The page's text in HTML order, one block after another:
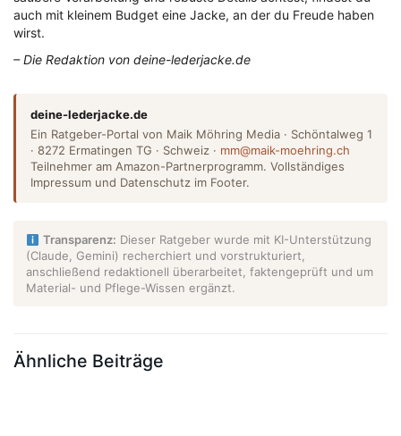
auch mit kleinem Budget eine Jacke, an der du Freude haben
wirst.
– Die Redaktion von deine-lederjacke.de
deine-lederjacke.de
Ein Ratgeber-Portal von Maik Möhring Media · Schöntalweg 1
· 8272 Ermatingen TG · Schweiz · mm@maik-moehring.ch
Teilnehmer am Amazon-Partnerprogramm. Vollständiges
Impressum und Datenschutz im Footer.
Transparenz: Dieser Ratgeber wurde mit KI-Unterstützung
(Claude, Gemini) recherchiert und vorstrukturiert,
anschließend redaktionell überarbeitet, faktengeprüft und um
Material- und Pflege-Wissen ergänzt.
Ähnliche Beiträge